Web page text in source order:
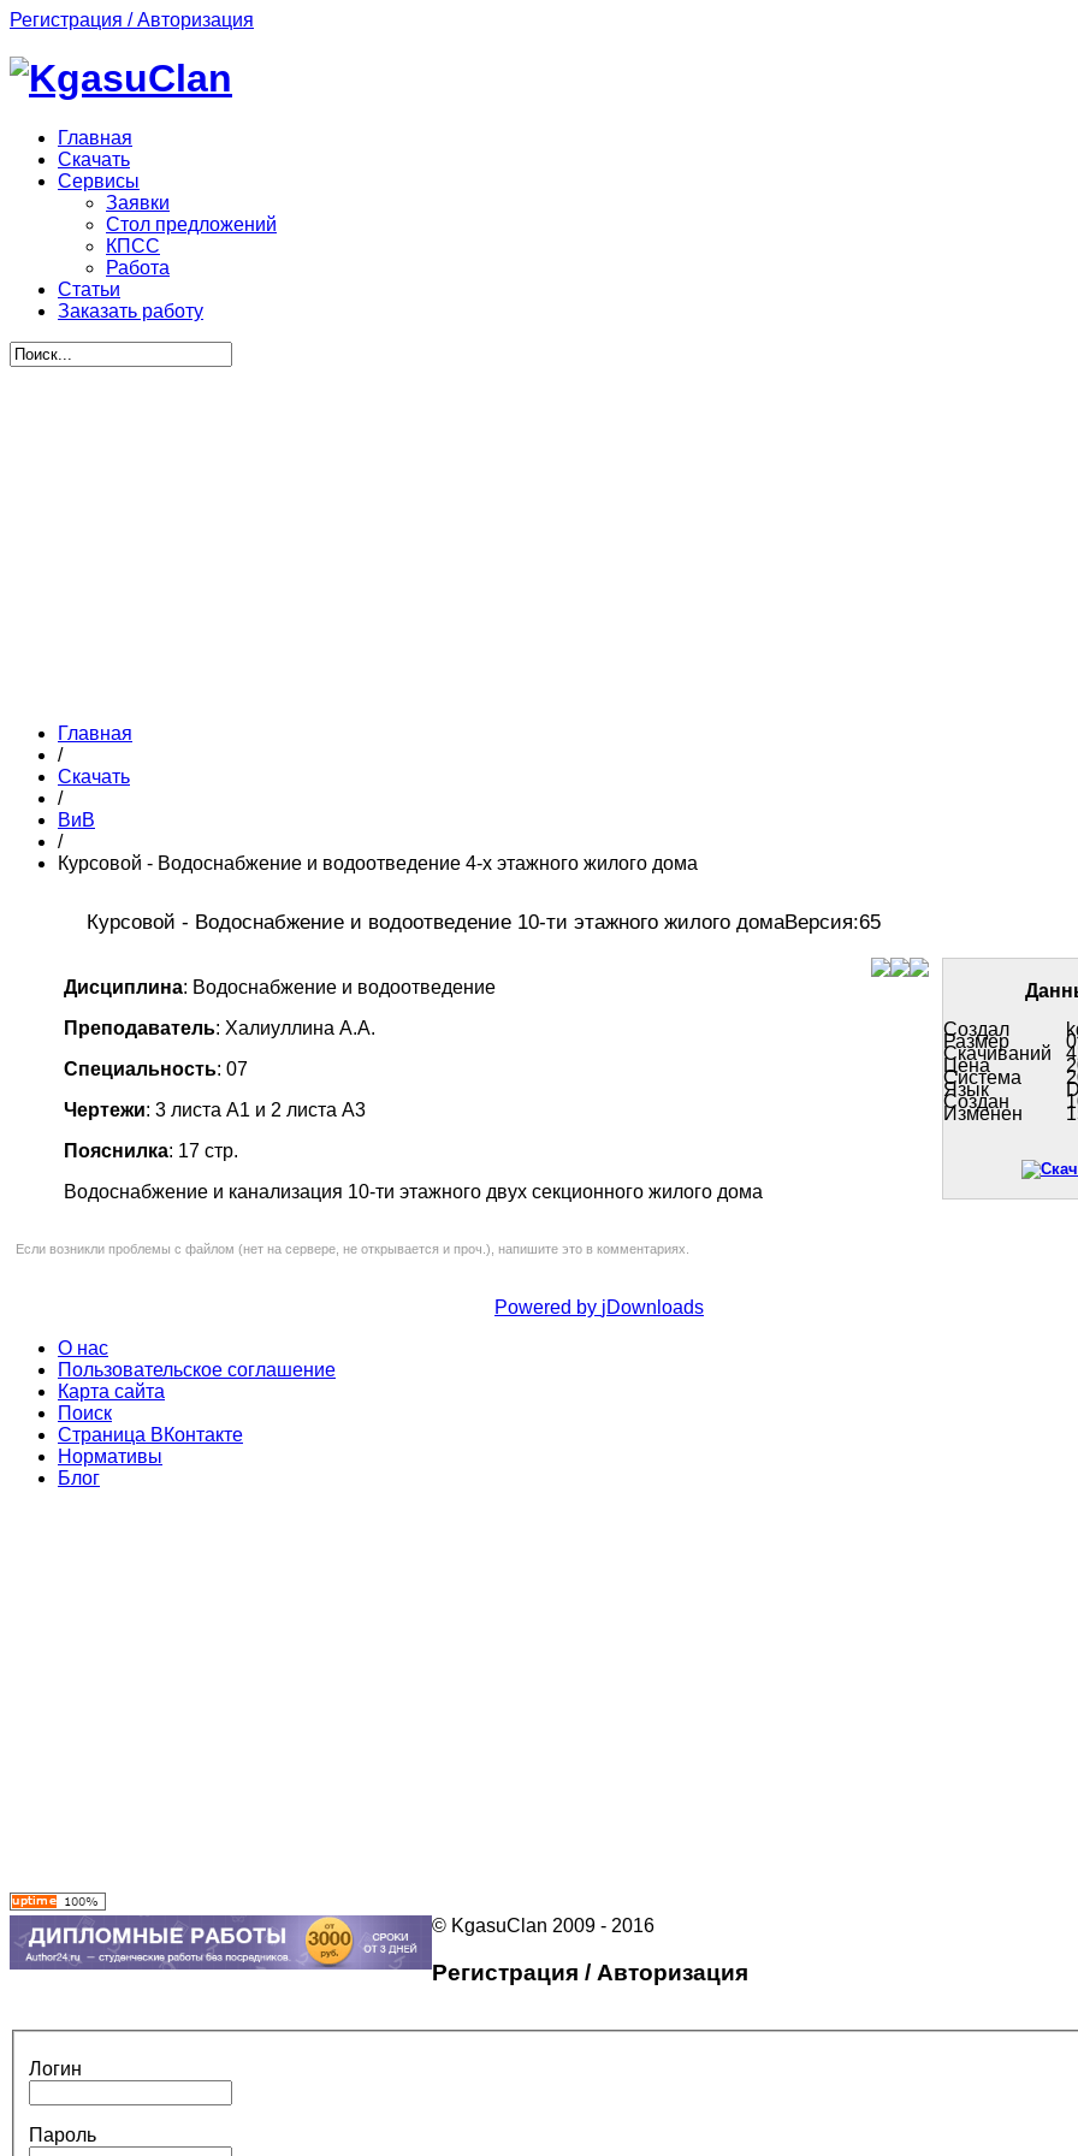
Регистрация / Авторизация
Главная
Скачать
Сервисы
Заявки
Стол предложений
КПСС
Работа
Статьи
Заказать работу
Главная
/
Скачать
/
ВиВ
/
Курсовой - Водоснабжение и водоотведение 4-х этажного жилого дома
Курсовой - Водоснабжение и водоотведение 10-ти этажного жилого домаВерсия:65
Дисциплина: Водоснабжение и водоотведение
Преподаватель: Халиуллина А.А.
Специальность: 07
Чертежи: 3 листа А1 и 2 листа А3
Пояснилка: 17 стр.
Водоснабжение и канализация 10-ти этажного двух секционного жилого дома
Создал
Размер
Скачиваний
Цена
Система
Язык
Создан
Изменен
Если возникли проблемы с файлом (нет на сервере, не открывается и проч.), напишите это в комментариях.
Powered by jDownloads
О нас
Пользовательское соглашение
Карта сайта
Поиск
Страница ВКонтакте
Нормативы
Блог
© KgasuClan 2009 - 2016
Регистрация / Авторизация
Логин
Пароль